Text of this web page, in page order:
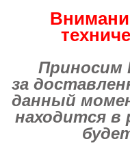
Приносим
за
данный
находится в